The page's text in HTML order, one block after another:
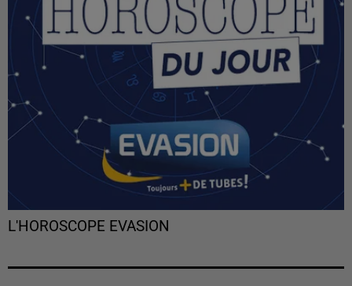
L'HOROSCOPE EVASION